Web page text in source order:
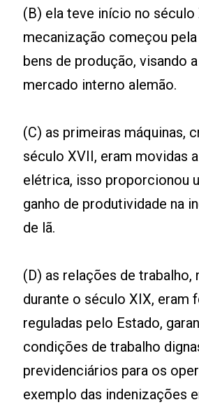
(B) ela teve início no século
mecanização começou
bens de produção, visando
mercado interno alemão.
(C) as primeiras máquinas,
século XVII, eram movidas
elétrica, isso proporcionou
ganho de produtividade na
de lã.
(D) as relações de trabalho,
durante o século XIX, eram
reguladas pelo Estado,
condições de trabalho
previdenciários para os
exemplo das indenizações